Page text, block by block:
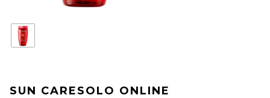
SUN CARESOLO ONLINE